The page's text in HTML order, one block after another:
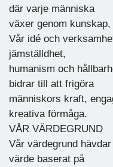
där varje människa
växer genom
Vår idé och
jämställdhet,
humanism och
bidrar till att frigöra
människors kraft,
kreativa förmåga.
VÅR VÄRDEGRUND
Vår värdegrund
värde baserat på